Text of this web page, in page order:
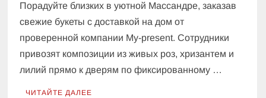
Порадуйте близких в уютной Массандре, заказав
свежие букеты с доставкой на дом от
проверенной компании My-present. Сотрудники
привозят композиции из живых роз, хризантем и
лилий прямо к дверям по фиксированному …
ЧИТАЙТЕ ДАЛЕЕ